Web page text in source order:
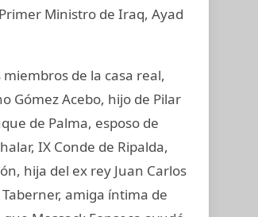
Ministro de Iraq, Ayad
de la casa real,
Gómez Acebo, hijo de Pilar
de Palma, esposo de
IX Conde de Ripalda,
hija del ex rey Juan Carlos
amiga íntima de